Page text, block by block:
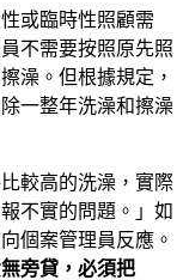
或臨時性照顧需
不需要按照原先照
澡。但根據規定，
一整年洗澡和擦澡
較高的洗澡，實際
不實的問題。」如
個案管理員反應。
旁貸，必須把